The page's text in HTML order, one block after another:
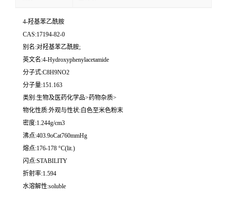
4-羟基苯乙酰胺
CAS:17194-82-0
别名:对羟基苯乙酰胺;
英文名:4-Hydroxyphenylacetamide
分子式:C8H9NO2
分子量:151.163
类别:生物及医药化学品>药物杂质>
物化性质:外观与性状:白色至米色粉末
密度:1.244g/cm3
沸点:403.9oCat760mmHg
熔点:176-178 °C(lit.)
闪点:STABILITY
折射率:1.594
水溶解性:soluble